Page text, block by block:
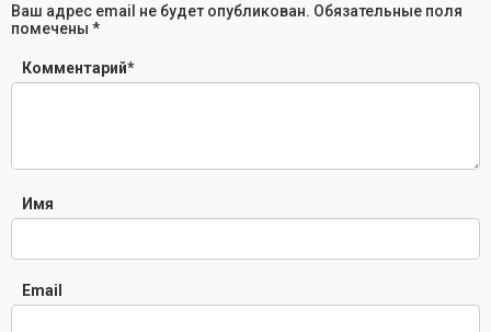
Ваш адрес email не будет опубликован. Обязательные поля
помечены *
Комментарий*
Имя
Email